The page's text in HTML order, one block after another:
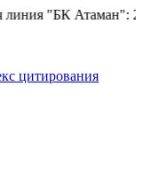
268-82-02.